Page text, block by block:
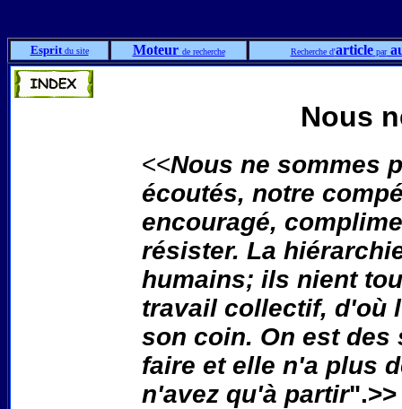
Espritdu site Moteur de recherche Recherche d'article par
Nous
<<Nous ne sommes
écoutés, notre
encouragé,
résister. La
humains; ils nient
travail collectif, d'où
son coin. On est des
faire et elle n'a plus
n'avez qu'à partir".>>